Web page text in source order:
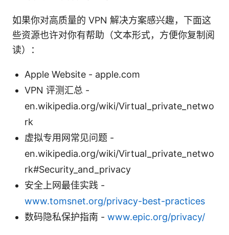
如果你对高质量的 VPN 解决方案感兴趣，下面这
些资源也许对你有帮助（文本形式，方便你复制阅
读）：
Apple Website - apple.com
VPN 评测汇总 -
en.wikipedia.org/wiki/Virtual_private_netwo
rk
虚拟专用网常见问题 -
en.wikipedia.org/wiki/Virtual_private_netwo
rk#Security_and_privacy
安全上网最佳实践 -
www.tomsnet.org/privacy-best-practices
数码隐私保护指南 - www.epic.org/privacy/